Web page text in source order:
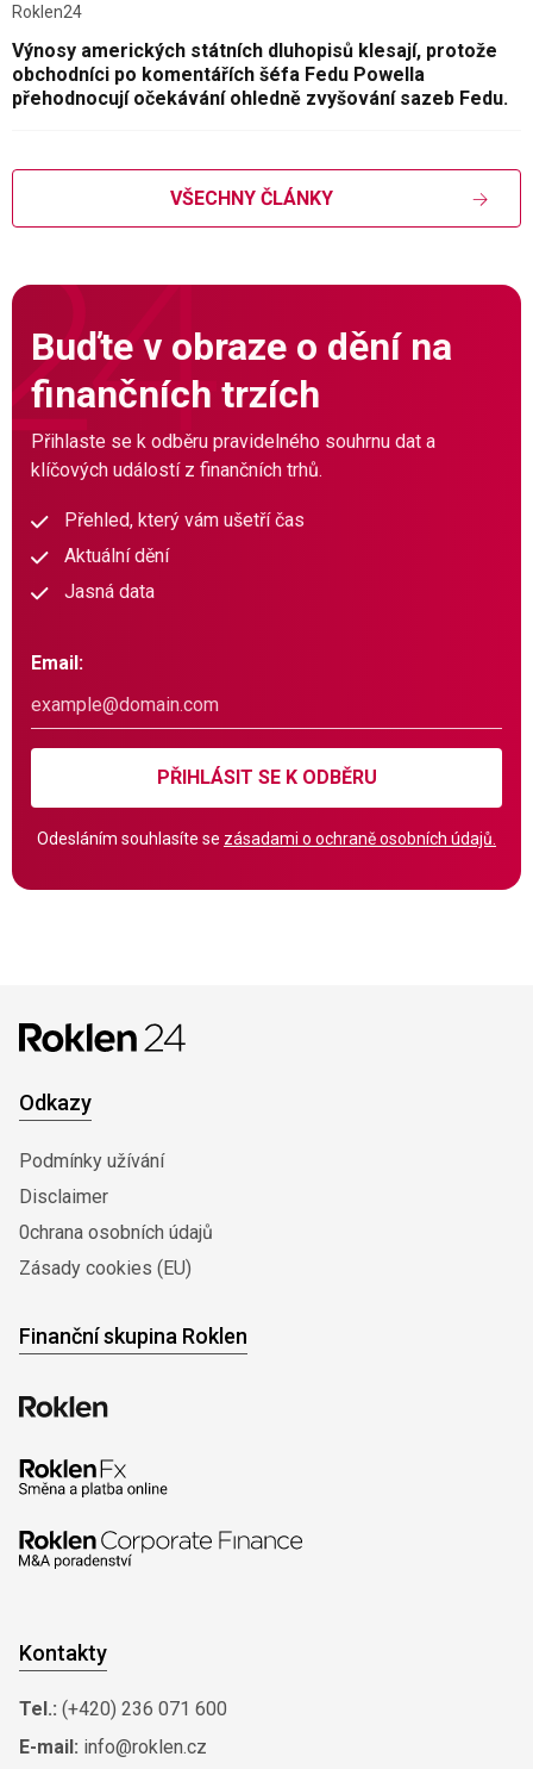
Roklen24
Výnosy amerických státních dluhopisů klesají, protože
obchodníci po komentářích šéfa Fedu Powella
přehodnocují očekávání ohledně zvyšování sazeb Fedu.
VŠECHNY ČLÁNKY
Buďte v obraze o dění na
finančních trzích
Přihlaste se k odběru pravidelného souhrnu dat a
klíčových událostí z finančních trhů.
Přehled, který vám ušetří čas
Aktuální dění
Jasná data
Email:
PŘIHLÁSIT SE K ODBĚRU
Odesláním souhlasíte se zásadami o ochraně osobních údajů.
Odkazy
Podmínky užívání
Disclaimer
0chrana osobních údajů
Zásady cookies (EU)
Finanční skupina Roklen
Kontakty
Tel.: (+420) 236 071 600
E-mail: info@roklen.cz